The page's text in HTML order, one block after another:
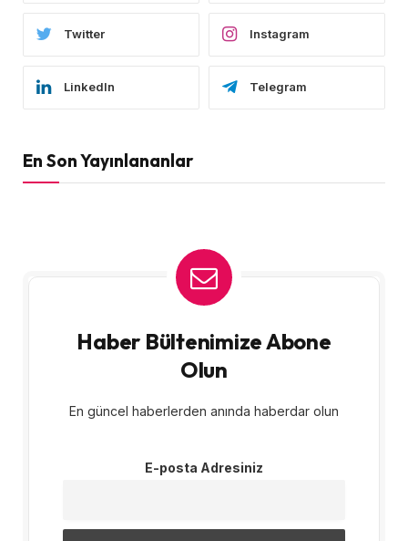
Twitter Instagram
LinkedIn Telegram
En Son Yayınlananlar
Haber Bültenimize Abone
Olun
En güncel haberlerden anında haberdar olun
E-posta Adresiniz